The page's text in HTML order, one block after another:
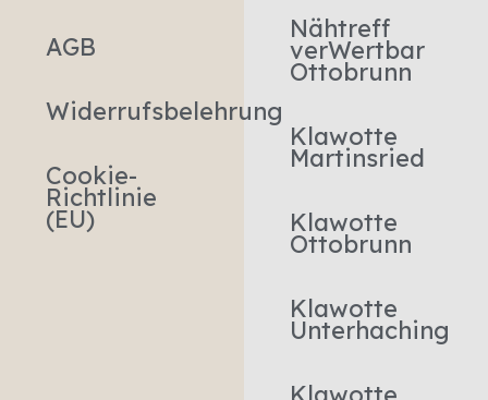
AGB
Widerrufsbelehrung
Cookie-
Richtlinie
(EU)
Nähtreff
verWertbar
Ottobrunn
Klawotte
Martinsried
Klawotte
Ottobrunn
Klawotte
Unterhaching
Klawotte